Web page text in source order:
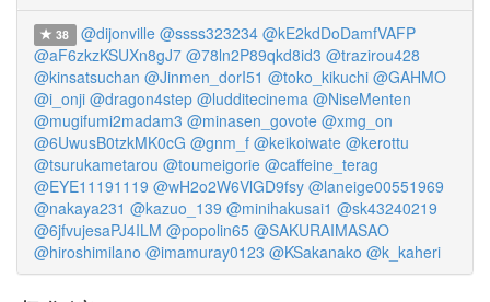
38 @dijonville @ssss323234 @kE2kdDoDamfVAFP
@aF6zkzKSUXn8gJ7 @78ln2P89qkd8id3 @trazirou428
@kinsatsuchan @Jinmen_dorI51 @toko_kikuchi @GAHMO
@i_onji @dragon4step @ludditecinema @NiseMenten
@mugifumi2madam3 @minasen_govote @xmg_on
@6UwusB0tzkMK0cG @gnm_f @keikoiwate @kerottu
@tsurukametarou @toumeigorie @caffeine_terag
@EYE11191119 @wH2o2W6VlGD9fsy @laneige00551969
@nakaya231 @kazuo_139 @minihakusai1 @sk43240219
@6jfvujesaPJ4ILM @popolin65 @SAKURAIMASAO
@hiroshimilano @imamuray0123 @KSakanako @k_kaheri